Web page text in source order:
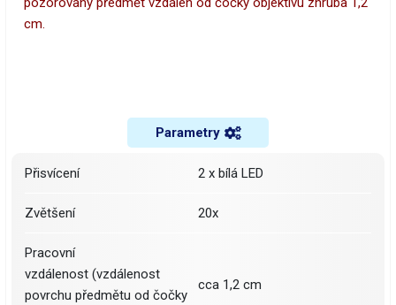
cm.
Parametry
Přisvícení 2 x bílá LED
Zvětšení 20x
Pracovní
vzdálenost (vzdálenost
povrchu předmětu od čočky
cca 1,2 cm